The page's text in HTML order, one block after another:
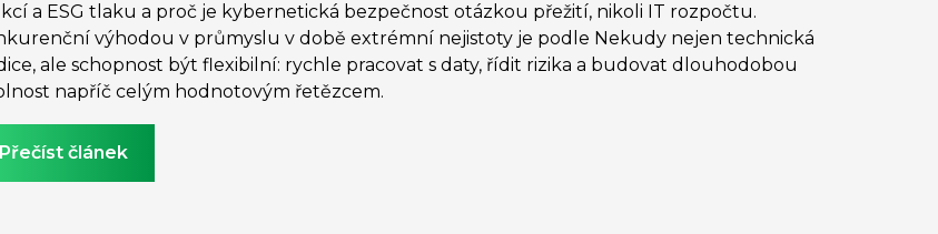
a ESG tlaku a proč je kybernetická bezpečnost otázkou přežití, nikoli IT rozpočtu.
výhodou v průmyslu v době extrémní nejistoty je podle Nekudy nejen technická
ale schopnost být flexibilní: rychle pracovat s daty, řídit rizika a budovat dlouhodobou
napříč celým hodnotovým řetězcem.
Přečíst článek